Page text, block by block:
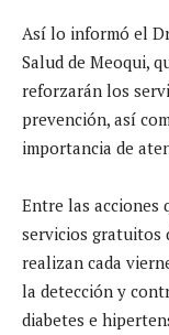
Así lo informó el
Salud de Meoqui,
reforzarán los
prevención, así
importancia de
Entre las acciones
servicios gratuitos
realizan cada
la detección y
diabetes e